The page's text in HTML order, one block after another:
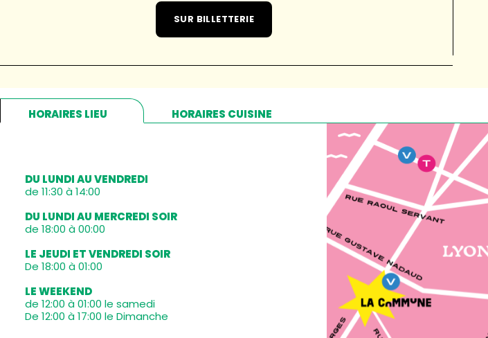
SUR BILLETTERIE
HORAIRES LIEU HORAIRES CUISINE
DU LUNDI AU VENDREDI
de 11:30 à 14:00
DU LUNDI AU MERCREDI SOIR
de 18:00 à 00:00
LE JEUDI ET VENDREDI SOIR
De 18:00 à 01:00
LE WEEKEND
de 12:00 à 01:00 le samedi
De 12:00 à 17:00 le Dimanche